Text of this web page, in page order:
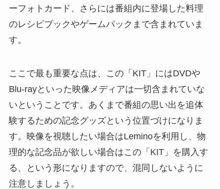
ーフォトカード、さらには番組内に登場した料理
のレシピブックやゲームパックまで含まれていま
す。
ここで最も重要な点は、この「KIT」にはDVDや
Blu-rayといった映像メディアは一切含まれていな
いということです。あくまで番組の思い出を追体
験するための記念グッズという位置づけになりま
す。映像を視聴したい場合はLeminoを利用し、物
理的な記念品が欲しい場合はこの「KIT」を購入す
る、という形になりますので、混同しないように
注意しましょう。